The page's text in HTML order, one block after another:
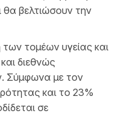
θα βελτιώσουν την
των τομέων υγείας και
διεθνώς
Σύμφωνα με τον
και το 23%
σε